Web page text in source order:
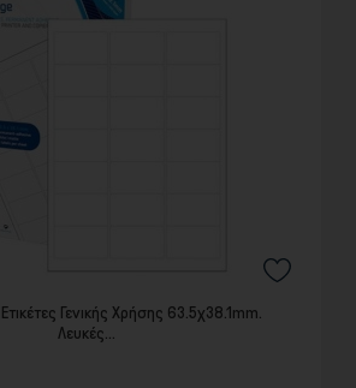
Γενικής Χρήσης 63.5χ38.1mm.
Λευκές...